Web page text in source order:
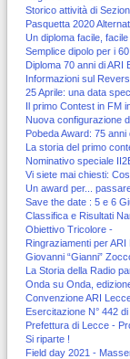
Storico attività di
Pasquetta 2020
Un diploma facile, facile
Semplice dipolo per i
Diploma 70 anni di ARI
Informazioni sul
25 Aprile: una data
Il primo Contest in FM
Nuova configurazione
Pobeda Award: 75
La storia del primo
Nominativo speciale
Vi siete mai chiesti:
Un award per...
Save the date : 5 e 6
Classifica e Risultati
Obiettivo Tricolore -
Ringraziamenti per ARI
Giovanni “Gianni”
La Storia della Radio
Onda su Onda,
Convenzione ARI
Esercitazione N° 442
Prefettura di Lecce -
Si riparte !
Field day 2021 -